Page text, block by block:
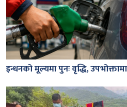
इन्धनको मूल्यमा पुनः वृद्धि,